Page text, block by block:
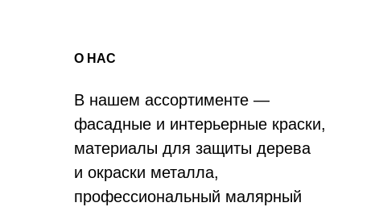
В нашем ассортименте —
фасадные и интерьерные краски,
материалы для защиты дерева
и окраски металла,
профессиональный малярный
О НАС